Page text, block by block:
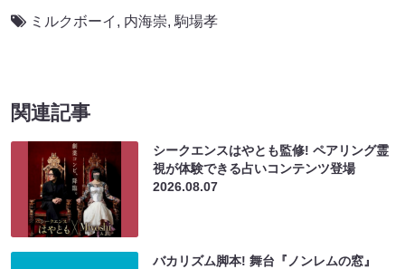
ミルクボーイ , 内海崇, 駒場孝
関連記事
シークエンスはやとも監修! ペアリング霊
視が体験できる占いコンテンツ登場
2026.08.07
バカリズム脚本! 舞台『ノンレムの窓』